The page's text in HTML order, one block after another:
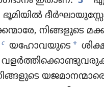
ഭൂമി​യിൽ
നിങ്ങളു​ടെ
c യഹോവയുടെ *